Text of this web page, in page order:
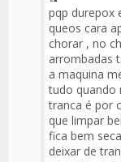
Fuente
del
Mensaje
pqp durepox
queos cara
chorar , no
arrombadas
a maquina
tudo quando
tranca é por
que limpar
fica bem
deixar de